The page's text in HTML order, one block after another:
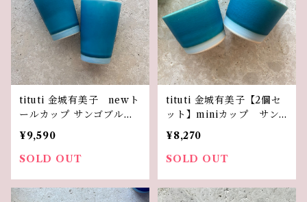
tituti 金城有美子 newト
ールカップ サンゴブルー
【2個セット】
¥9,590
SOLD OUT
tituti 金城有美子【2個セ
ット】miniカップ サン
ゴブルー
¥8,270
SOLD OUT